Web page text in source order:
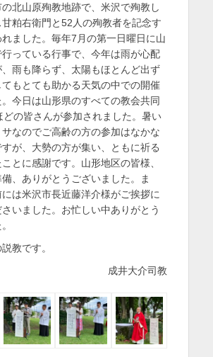
者北山原殉教地跡で、米沢で殉教し
粕右衛門と52人の殉教者を記念す
ました。毎年7月の第一日曜日に山
っている行事で、今年は雨が心配
、雨も降らず、太陽もほとんど出ず
もとても助かる天気の中での開催
今日は山形県のすべての教会共同
どの皆さんが参加されました。暑い
なのでご高齢の方の参加はなかな
が、大勢の方が集い、ともに祈る
とに感謝です。山形地区の皆様、
、ありがとうございました。ま
は米沢市長近藤洋介様がご挨拶に
いました。お忙しい中ありがとう
教です。
成井大介司教